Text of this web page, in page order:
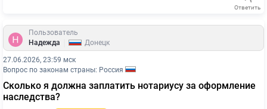
Ответить
Пользователь
Надежда
Донецк
27.06.2026, 23:59 мск
Вопрос по законам страны: Россия
Сколько я должна заплатить нотариусу за оформление
наследства?